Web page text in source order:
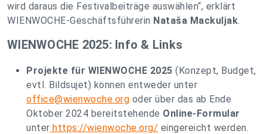
wird daraus die Festivalbeiträge auswählen“, erklärt
WIENWOCHE-Geschäftsführerin Nataša Mackuljak.
WIENWOCHE 2025: Info & Links
Projekte für WIENWOCHE 2025 (Konzept, Budget,
evtl. Bildsujet) können entweder unter
office@wienwoche.org oder über das ab Ende
Oktober 2024 bereitstehende Online-Formular
unter https://wienwoche.org/ eingereicht werden.